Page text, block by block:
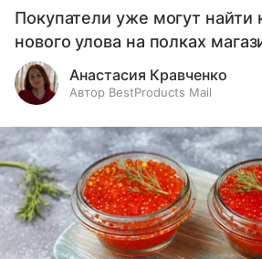
Покупатели уже могут найти
нового улова на полках
Анастасия Кравченко
Автор BestProducts Mail